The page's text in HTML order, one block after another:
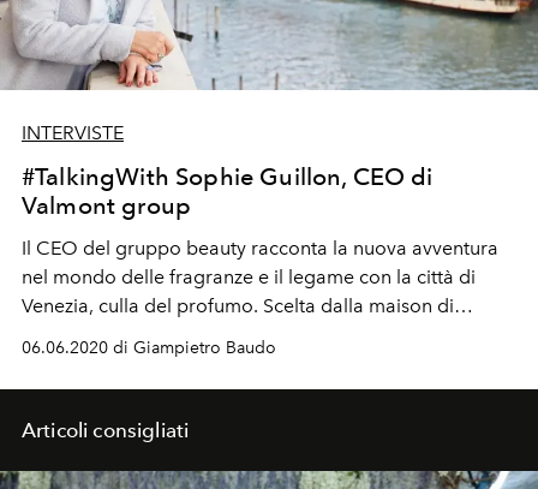
INTERVISTE
#TalkingWith Sophie Guillon, CEO di
Valmont group
Il CEO del gruppo beauty racconta la nuova avventura
nel mondo delle fragranze e il legame con la città di
Venezia, culla del profumo. Scelta dalla maison di
dare il nome alle sue, olfattive, Storie Veneziane.
06.06.2020 di Giampietro Baudo
Articoli consigliati